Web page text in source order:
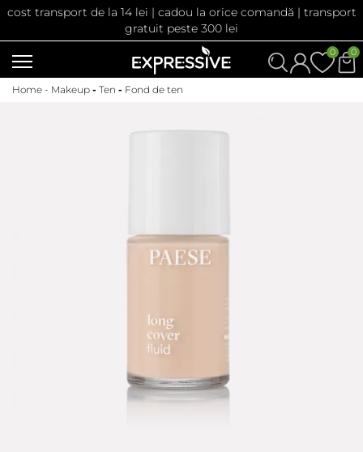
cost transport de la 14 lei | cadou la orice comandă | transport
gratuit peste 300 lei
0
0
Home - Makeup - Ten - Fond de ten